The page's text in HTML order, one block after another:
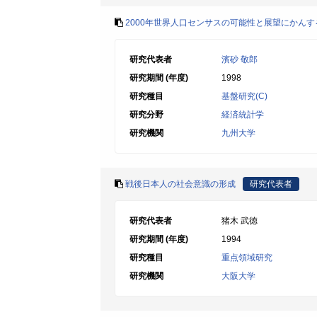
2000年世界人口センサスの可能性と展望にかん
研究代表者
濱砂 敬郎
研究期間 (年度)
1998
研究種目
基盤研究(C)
研究分野
経済統計学
研究機関
九州大学
戦後日本人の社会意識の形成 研究代表者
研究代表者
猪木 武徳
研究期間 (年度)
1994
研究種目
重点領域研究
研究機関
大阪大学